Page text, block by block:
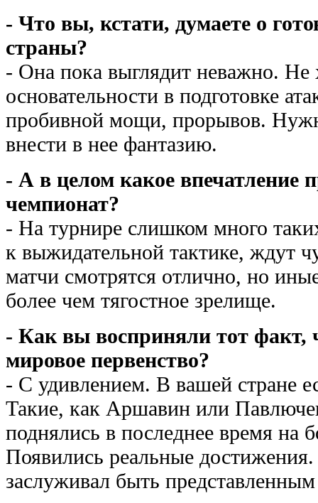
- Что вы, кстати, думаете о
страны?
- Она пока выглядит неважно. Не
основательности в подготовке
пробивной мощи, прорывов.
внести в нее фантазию.
- А в целом какое впечатление
чемпионат?
- На турнире слишком много
к выжидательной тактике, ждут
матчи смотрятся отлично, но
более чем тягостное зрелище.
- Как вы восприняли тот факт,
мировое первенство?
- С удивлением. В вашей стране
Такие, как Аршавин или
поднялись в последнее время на
Появились реальные
заслуживал быть